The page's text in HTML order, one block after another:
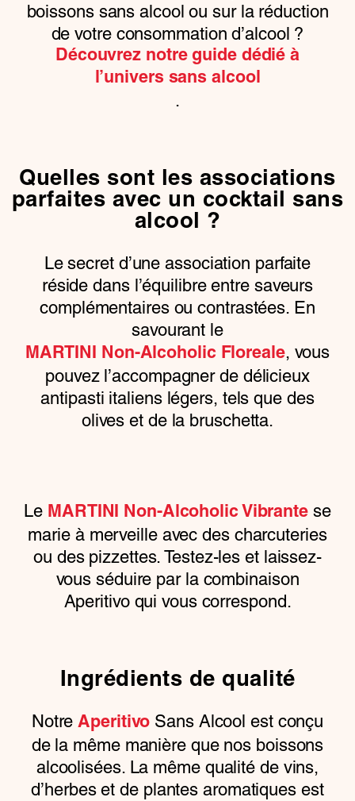
boissons sans alcool ou sur la réduction
de votre consommation d’alcool ?
Découvrez notre guide dédié à
l’univers sans alcool
.
Quelles sont les associations
parfaites avec un cocktail sans
alcool ?
Le secret d’une association parfaite
réside dans l’équilibre entre saveurs
complémentaires ou contrastées. En
savourant le
MARTINI Non-Alcoholic Floreale, vous
pouvez l’accompagner de délicieux
antipasti italiens légers, tels que des
olives et de la bruschetta.
Le MARTINI Non-Alcoholic Vibrante se
marie à merveille avec des charcuteries
ou des pizzettes. Testez-les et laissez-
vous séduire par la combinaison
Aperitivo qui vous correspond.
Ingrédients de qualité
NotreAperitivo Sans Alcool est conçu
de la même manière que nos boissons
alcoolisées. La même qualité de vins,
d’herbes et de plantes aromatiques est